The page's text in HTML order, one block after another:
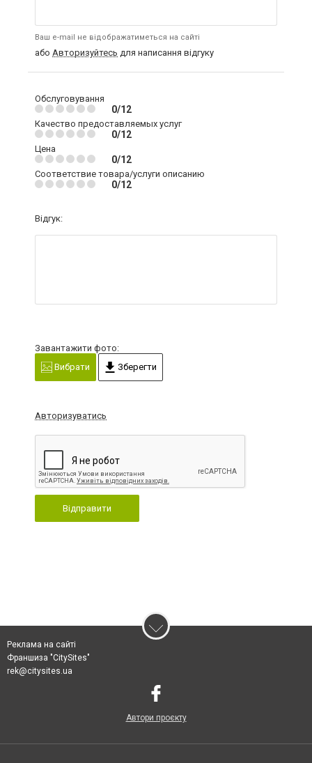
Ваш e-mail не відображатиметься на сайті
або Авторизуйтесь для написання відгуку
Обслуговування
0/12
Качество предоставляемых услуг
0/12
Цена
0/12
Соответствие товара/услуги описанию
0/12
Відгук:
Завантажити фото:
Вибрати
Зберегти
Авторизуватись
Відправити
Реклама на сайті
Франшиза "CitySites"
rek@citysites.ua
Автори проєкту